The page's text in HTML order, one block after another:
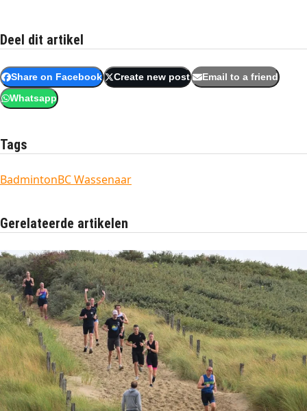
Deel dit artikel
Share on Facebook Create new post Email to a friend
Whatsapp
Tags
BadmintonBC Wassenaar
Gerelateerde artikelen